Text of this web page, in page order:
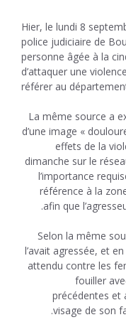
Hier, le lundi 8
police judiciaire de
personne âgée à la
d’attaquer une
référer au
La même source a
d’une image «
effets de la
dimanche sur le
l’importance
référence à la
afin que
Selon la même
l’avait agressée, et
attendu contre les
fouiller
précédentes et
visage de son